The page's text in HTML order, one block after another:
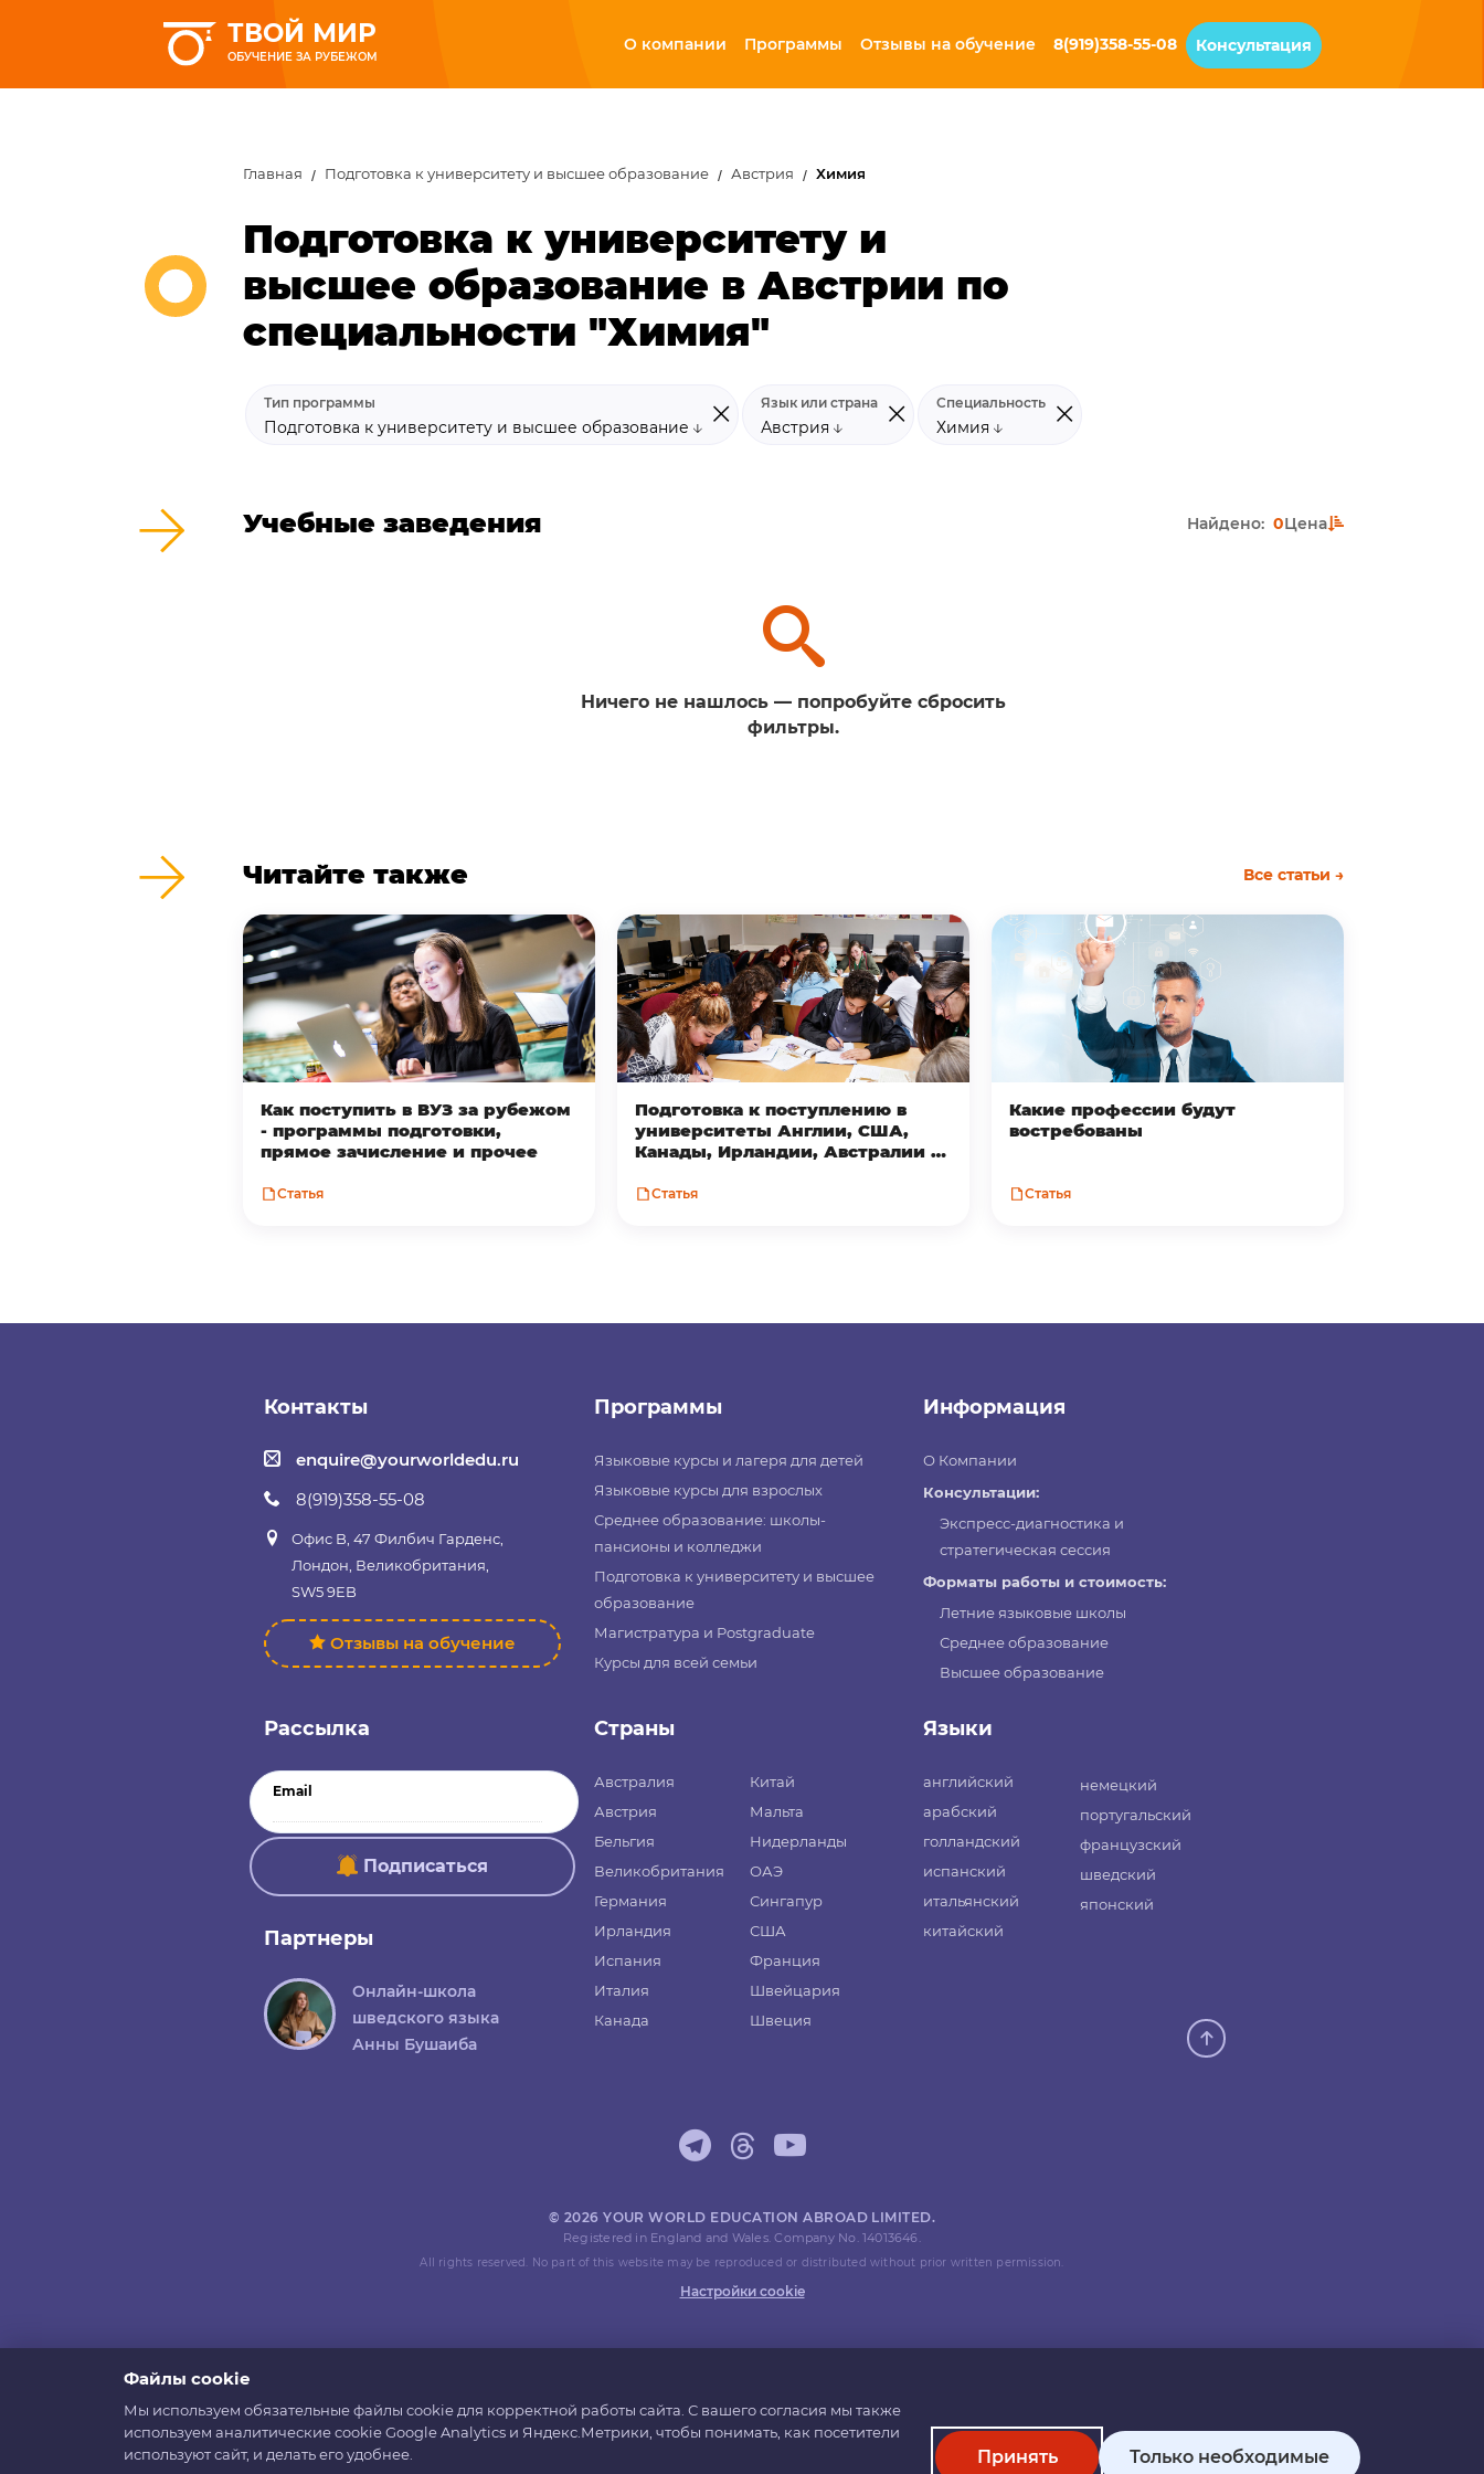
ТВОЙ МИР
ОБУЧЕНИЕ ЗА РУБЕЖОМ
О компании Программы Отзывы на обучение 8(919)358-55-08 Консультация
Главная Подготовка к университету и высшее образование Австрия Химия
Подготовка к университету и
высшее образование в Австрии по
специальности "Химия"
Тип программы
Подготовка к университету и высшее образование
Язык или страна
Австрия
Специальность
Химия
Учебные заведения Найдено: 0Цена
Ничего не нашлось — попробуйте сбросить
фильтры.
Читайте также Все статьи →
Как поступить в ВУЗ за рубежом
- программы подготовки,
прямое зачисление и прочее
Статья
Подготовка к поступлению в
университеты Англии, США,
Канады, Ирландии, Австралии и
Статья
Какие профессии будут
востребованы
Статья
Контакты
enquire@yourworldedu.ru
8(919)358-55-08
Офис B, 47 Филбич Гарденс,
Лондон, Великобритания,
SW5 9EB
Отзывы на обучение
Программы
Языковые курсы и лагеря для детей
Языковые курсы для взрослых
Среднее образование: школы-
пансионы и колледжи
Подготовка к университету и высшее
образование
Магистратура и Postgraduate
Курсы для всей семьи
Информация
О Компании
Консультации:
Экспресс-диагностика и
стратегическая сессия
Форматы работы и стоимость:
Летние языковые школы
Среднее образование
Высшее образование
Рассылка
Email
Подписаться
Партнеры
Онлайн-школа
шведского языка
Анны Бушаиба
Страны
Австралия
Австрия
Бельгия
Великобритания
Германия
Ирландия
Испания
Италия
Канада
Китай
Мальта
Нидерланды
ОАЭ
Сингапур
США
Франция
Швейцария
Швеция
Языки
английский
арабский
голландский
испанский
итальянский
китайский
немецкий
португальский
французский
шведский
японский
© 2026 YOUR WORLD EDUCATION ABROAD LIMITED.
Registered in England and Wales. Company No. 14013646.
All rights reserved. No part of this website may be reproduced or distributed without prior written permission.
Настройки cookie
Файлы cookie
Мы используем обязательные файлы cookie для корректной работы сайта. С вашего согласия мы также
используем аналитические cookie Google Analytics и Яндекс.Метрики, чтобы понимать, как посетители
используют сайт, и делать его удобнее.
Принять Только необходимые